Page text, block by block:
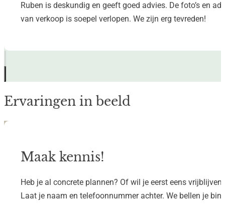
Ruben is deskundig en geeft goed advies. De foto’s en
van verkoop is soepel verlopen. We zijn erg tevreden!
Ervaringen in beeld
Maak kennis!
Heb je al concrete plannen? Of wil je eerst eens
Laat je naam en telefoonnummer achter. We bellen je